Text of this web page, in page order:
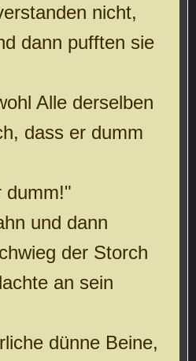
nicht,
dann pufften sie
Alle derselben
dass er dumm
dumm!"
und dann
der Storch
an sein
dünne Beine,